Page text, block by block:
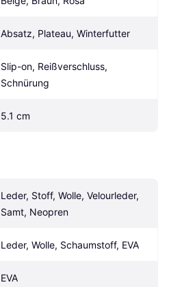
Absatz, Plateau, Winterfutter
Slip-on, Reißverschluss,
Schnürung
5.1 cm
Leder, Stoff, Wolle, Velourleder,
Samt, Neopren
Leder, Wolle, Schaumstoff, EVA
EVA